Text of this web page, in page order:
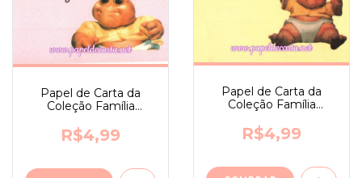
Papel de Carta da
Coleção Família
R$4,99
Papel de Carta da
Coleção Família
R$4,99